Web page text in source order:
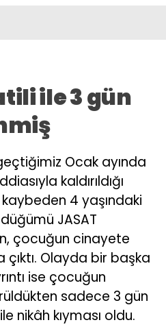
ile 3 gün
Ocak ayında
kaldırıldığı
4 yaşındaki
JASAT
çocuğun cinayete
Olayda bir başka
ise çocuğun
sadece 3 gün
nikâh kıyması oldu.